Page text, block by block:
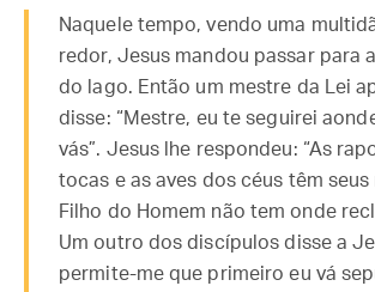
Naquele tempo, vendo uma
redor, Jesus mandou passar para
do lago. Então um mestre da Lei
disse: “Mestre, eu te seguirei
vás”. Jesus lhe respondeu: “As
tocas e as aves dos céus têm seus
Filho do Homem não tem onde
Um outro dos discípulos disse a
permite-me que primeiro eu vá